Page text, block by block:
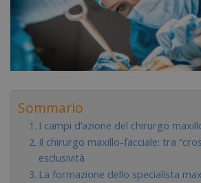
Sommario
I campi d’azione del chirurgo
Il chirurgo maxillo-facciale: tra
esclusività
La formazione dello specialista